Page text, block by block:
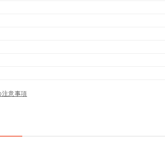
注意事項